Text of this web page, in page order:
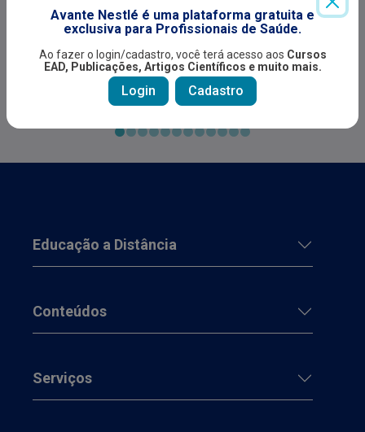
certificação de profissionais de saúde atuantes
com doença inflamatória intestinal como MODULIFE
EXPERT. Após a certificação é possível incluir
pacientes no APP ModuLife para melhor manejo e
controle junto ao paciente com doença inflamatória
intestinal com os princípios da DEDC -Dieta de
Exclusão para Doença de Crohn.
Indicado para:
Profissional de saúde
Avante Nestlé é uma plataforma gratuita e
exclusiva para Profissionais de Saúde.
Ao fazer o login/cadastro, você terá acesso aos Cursos
EAD, Publicações, Artigos Científicos e muito mais.
Login Cadastro
Educação a Distância
Conteúdos
Serviços